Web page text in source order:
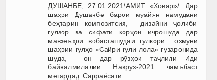
ДУШАНБЕ, 27.01.2021/АМИТ «Ховар»/. Дар
шаҳри Душанбе барои муайян намудани
беҳтарин композитсия, дизайни ҷолиби
гулзор ва сифати корҳои иҷрошуда дар
мавзеъҳои вобасташудаи гулкорӣ озмуни
шаҳрии гулҳо «Сайри гули лола» гузаронида
шуда, он дар рӯзҳои таҷлили Иди
байналмилалии Наврӯз-2021 ҷамъбаст
мегардад. Сарраёсати